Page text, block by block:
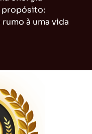
propósito:
à uma vida